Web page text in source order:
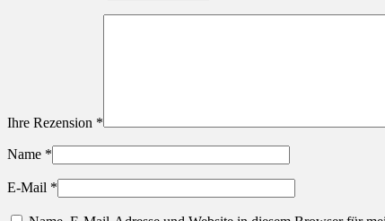
Ihre Rezension *
Name *
E-Mail *